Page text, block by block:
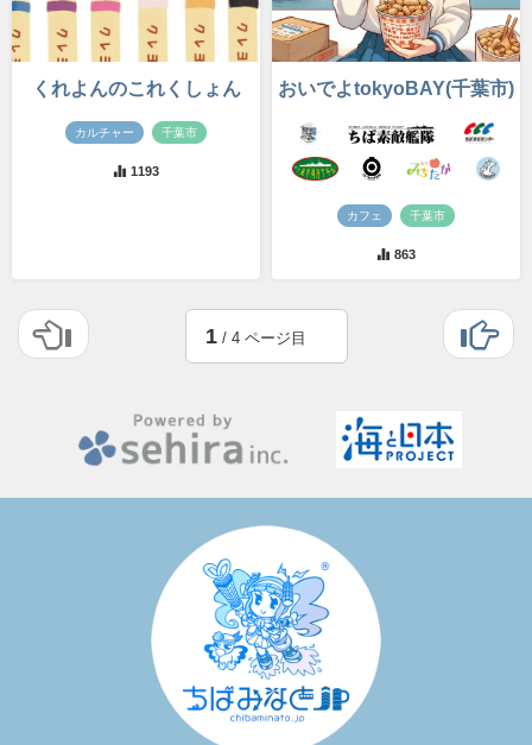
くれよんのこれくしょん
カルチャー 千葉市
1193
おいでよtokyoBAY(千葉市)
カフェ 千葉市
863
1/ 4 ページ目